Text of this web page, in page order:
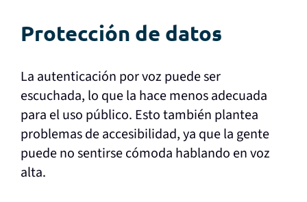
Protección de datos
La autenticación por voz puede ser
escuchada, lo que la hace menos adecuada
para el uso público. Esto también plantea
problemas de accesibilidad, ya que la gente
puede no sentirse cómoda hablando en voz
alta.